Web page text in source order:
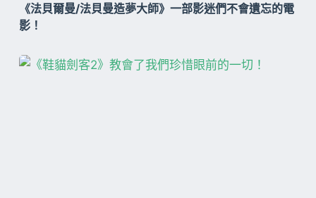
《法貝爾曼/法貝曼造夢大師》一部影迷們不會遺忘的電
影！